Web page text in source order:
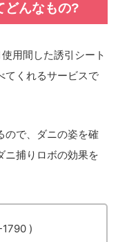
どんなもの?
用間した誘引シート
てくれるサービスで
ので、ダニの姿を確
ニ捕りロボの効果を
)